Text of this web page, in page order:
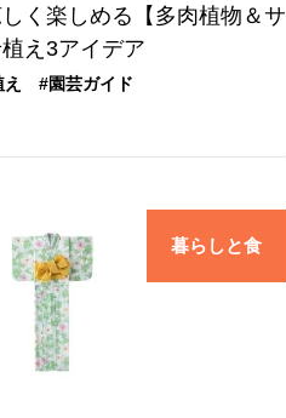
く楽しめる【多肉植物＆サ
え3アイデア
#園芸ガイド
暮らしと食